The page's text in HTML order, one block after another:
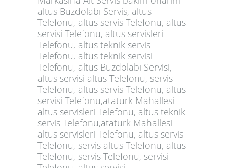
altus Buzdolabı Servis, altus
Telefonu, altus servis Telefonu, altus
servisi Telefonu, altus servisleri
Telefonu, altus teknik servis
Telefonu, altus teknik servisi
Telefonu, altus Buzdolabı Servisi,
altus servisi altus Telefonu, servis
Telefonu, altus servis Telefonu, altus
servisi Telefonu,ataturk Mahallesi
altus servisleri Telefonu, altus teknik
servis Telefonu,ataturk Mahallesi
altus servisleri Telefonu, altus servis
Telefonu, servis altus Telefonu, altus
Telefonu, servis Telefonu, servisi